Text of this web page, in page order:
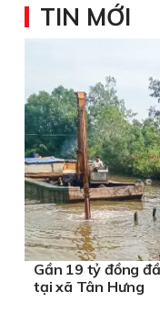
TIN MỚI
Gần 19 tỷ đồng
tại xã Tân Hưng